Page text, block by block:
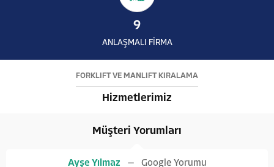
9
ANLAŞMALI FİRMA
FORKLİFT VE MANLİFT KİRALAMA
Hizmetlerimiz
Müşteri Yorumları
Ayşe Yılmaz Google Yorumu